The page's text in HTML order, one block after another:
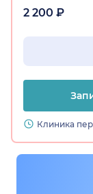
2 200 ₽
Клиника